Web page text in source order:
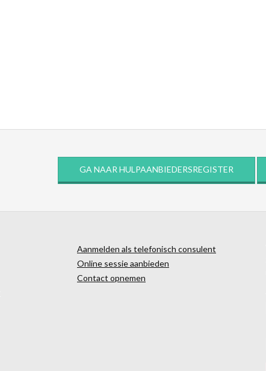
GA NAAR HULPAANBIEDERSREGISTER
Aanmelden als telefonisch consulent
Online sessie aanbieden
Contact opnemen